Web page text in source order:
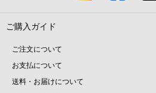
ご購入ガイド
ご注文について
お支払について
送料・お届けについて